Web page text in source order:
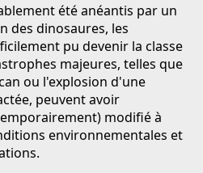
été anéantis par un
des dinosaures, les
pu devenir la classe
majeures, telles que
ou l'explosion d'une
peuvent avoir
modifié à
environnementales et